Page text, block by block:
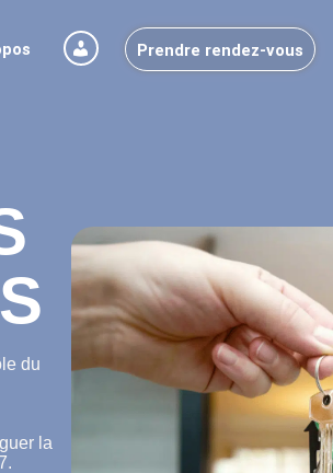
Prendre rendez-vous
du
la